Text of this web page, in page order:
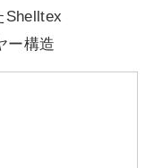
Shelltex
ー構造